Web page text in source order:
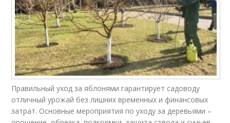
Правильный уход за яблонями гарантирует садоводу
отличный урожай без лишних временных и финансовых
затрат. Основные мероприятия по уходу за деревьями –